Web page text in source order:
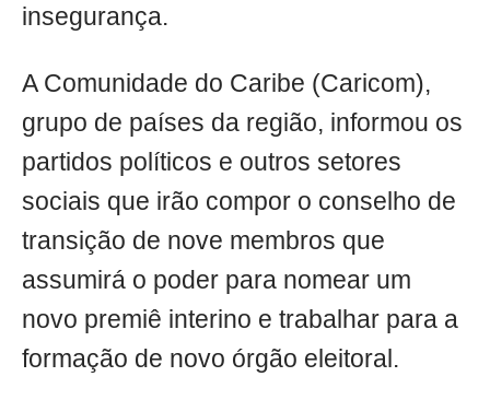
insegurança.
A Comunidade do Caribe (Caricom),
grupo de países da região, informou os
partidos políticos e outros setores
sociais que irão compor o conselho de
transição de nove membros que
assumirá o poder para nomear um
novo premiê interino e trabalhar para a
formação de novo órgão eleitoral.